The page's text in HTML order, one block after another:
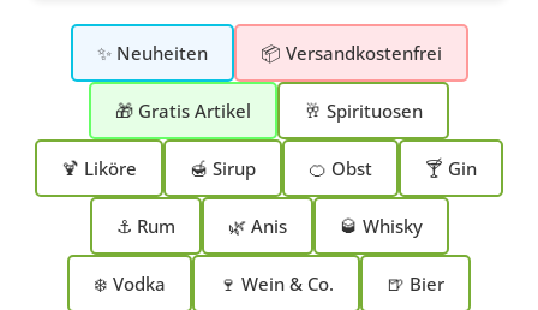
✨ Neuheiten 📦 Versandkostenfrei
🎁 Gratis Artikel 🥂 Spirituosen
🍹 Liköre 🍯 Sirup 🍊 Obst 🍸 Gin
⚓ Rum 🌿 Anis 🥃 Whisky
❄️ Vodka 🍷 Wein & Co. 🍺 Bier